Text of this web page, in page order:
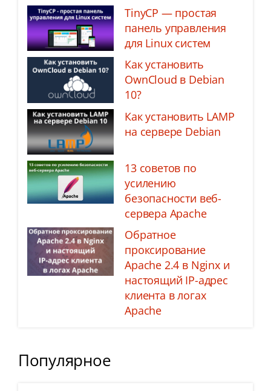
TinyCP — простая
панель управления
для Linux систем
Как установить
OwnCloud в Debian
10?
Как установить LAMP
на сервере Debian
13 советов по
усилению
безопасности веб-
сервера Apache
Обратное
проксирование
Apache 2.4 в Nginx и
настоящий IP-адрес
клиента в логах
Apache
Популярное